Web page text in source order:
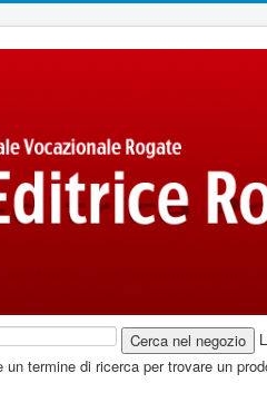
un termine di ricerca per trovare un